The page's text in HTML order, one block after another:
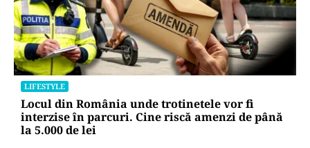
LIFESTYLE
Locul din România unde trotinetele vor fi
interzise în parcuri. Cine riscă amenzi de până
la 5.000 de lei